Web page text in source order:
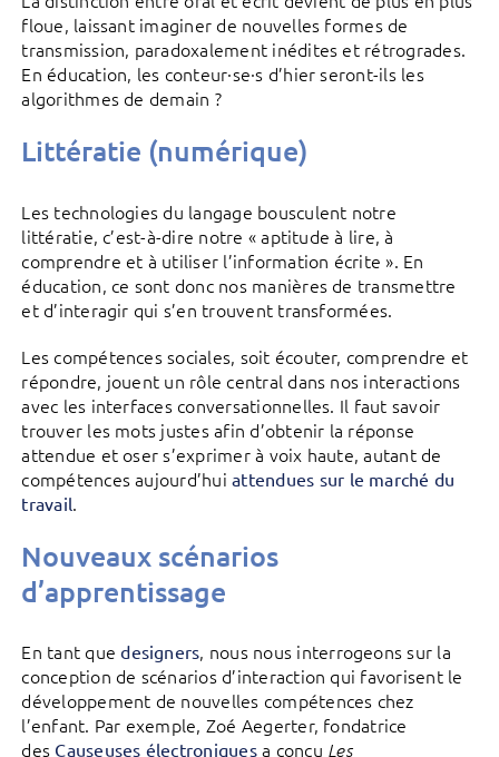
floue, laissant imaginer de nouvelles formes de
transmission, paradoxalement inédites et rétrogrades.
En éducation, les conteur·se·s d’hier seront-ils les
algorithmes de demain ?
Littératie (numérique)
Les technologies du langage bousculent notre
littératie, c’est-à-dire notre « aptitude à lire, à
comprendre et à utiliser l’information écrite ». En
éducation, ce sont donc nos manières de transmettre
et d’interagir qui s’en trouvent transformées.
Les compétences sociales, soit écouter, comprendre et
répondre, jouent un rôle central dans nos interactions
avec les interfaces conversationnelles. Il faut savoir
trouver les mots justes afin d’obtenir la réponse
attendue et oser s’exprimer à voix haute, autant de
compétences aujourd’huiattendues sur le marché du
travail.
Nouveaux scénarios
d’apprentissage
En tant quedesigners, nous nous interrogeons sur la
conception de scénarios d’interaction qui favorisent le
développement de nouvelles compétences chez
l’enfant. Par exemple, Zoé Aegerter, fondatrice
des Causeuses électroniquesa conçu Les